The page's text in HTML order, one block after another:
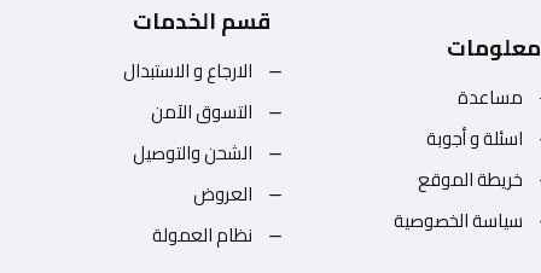
معلومات
مساعدة
اسئلة و أجوبة
خريطة الموقع
سياسة الخصوصية
قسم الخدمات
الارجاع و الاستبدال
التسوق الآمن
الشحن والتوصيل
العروض
نظام العمولة